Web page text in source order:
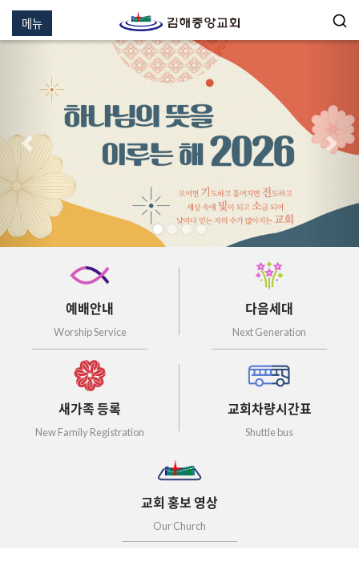
메뉴
이전 다음
예배안내
Worship Service
다음세대
Next Generation
새가족 등록
New Family Registration
교회차량시간표
Shuttle bus
교회 홍보 영상
Our Church